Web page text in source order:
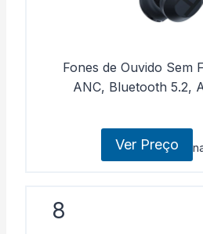
Fones de Ouvido Sem
ANC, Bluetooth 5.2,
Ver Preço
8